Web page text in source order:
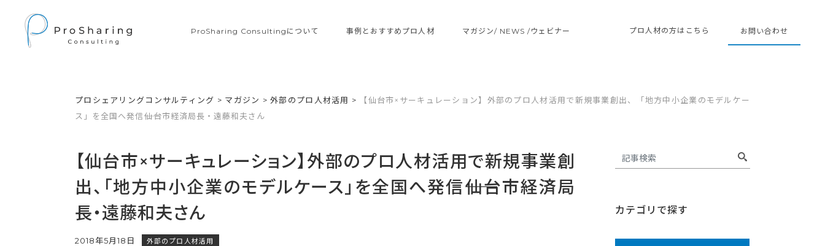
ProSharing Consultingについて 事例とおすすめプロ人材 マガジン/ NEWS /ウェビナー プロ人材の方はこちら お問い合わせ
プロシェアリングコンサルティング > マガジン >外部のプロ人材活用 >
【仙台市×サーキュレーション】外部のプロ人材活用で新規事業創出、「地方中小企業のモデルケー
ス」を全国へ発信――仙台市経済局長・遠藤和夫さん
【仙台市×サーキュレーション】外部のプロ人材活用で新規事業創
出、「地方中小企業のモデルケース」を全国へ発信――仙台市経済局
長・遠藤和夫さん
2018年5月18日 外部のプロ人材活用
カテゴリで探す